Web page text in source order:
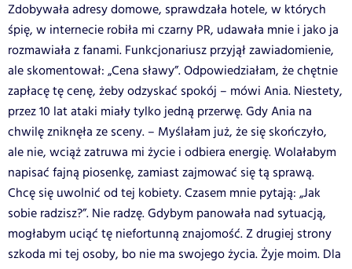
Zdobywała adresy domowe, sprawdzała hotele, w których
śpię, w internecie robiła mi czarny PR, udawała mnie i jako ja
rozmawiała z fanami. Funkcjonariusz przyjął zawiadomienie,
ale skomentował: „Cena sławy”. Odpowiedziałam, że chętnie
zapłacę tę cenę, żeby odzyskać spokój – mówi Ania. Niestety,
przez 10 lat ataki miały tylko jedną przerwę. Gdy Ania na
chwilę zniknęła ze sceny. – Myślałam już, że się skończyło,
ale nie, wciąż zatruwa mi życie i odbiera energię. Wolałabym
napisać fajną piosenkę, zamiast zajmować się tą sprawą.
Chcę się uwolnić od tej kobiety. Czasem mnie pytają: „Jak
sobie radzisz?”. Nie radzę. Gdybym panowała nad sytuacją,
mogłabym uciąć tę niefortunną znajomość. Z drugiej strony
szkoda mi tej osoby, bo nie ma swojego życia. Żyje moim. Dla